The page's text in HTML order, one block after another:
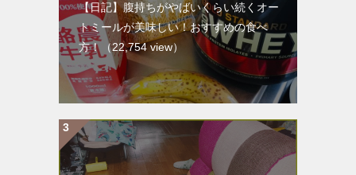
【日記】腹持ちがやばいくらい続くオー
トミールが美味しい！おすすめの食べ
方！
（22,754 view）